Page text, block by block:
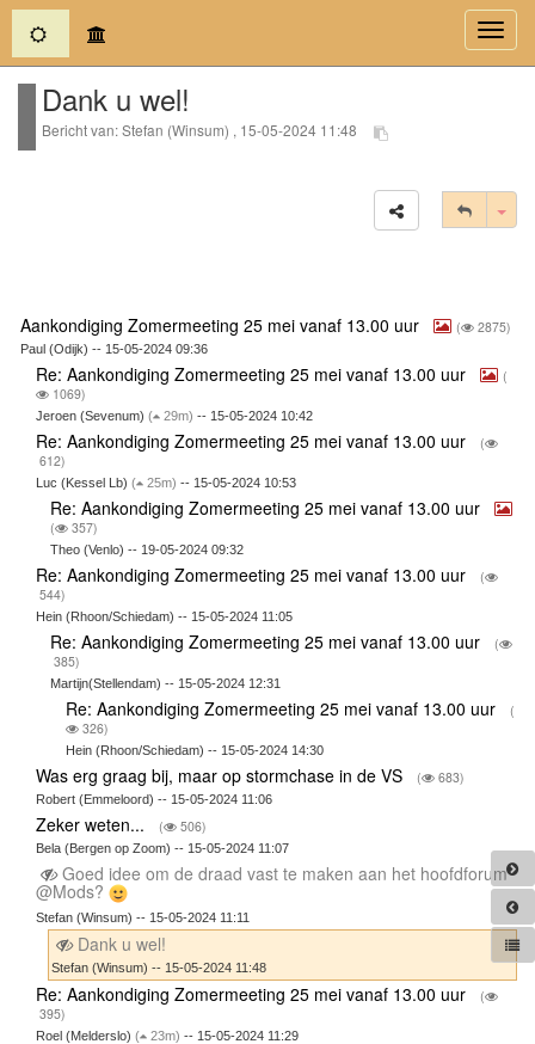
(current)
Dank u wel!
Bericht van: Stefan (Winsum) , 15-05-2024 11:48
Aankondiging Zomermeeting 25 mei vanaf 13.00 uur ( 2875)
Paul (Odijk) -- 15-05-2024 09:36
Re: Aankondiging Zomermeeting 25 mei vanaf 13.00 uur
(
1069)
Jeroen (Sevenum) ( 29m) -- 15-05-2024 10:42
Re: Aankondiging Zomermeeting 25 mei vanaf 13.00 uur
(
612)
Luc (Kessel Lb) ( 25m) -- 15-05-2024 10:53
Re: Aankondiging Zomermeeting 25 mei vanaf 13.00 uur
( 357)
Theo (Venlo) -- 19-05-2024 09:32
Re: Aankondiging Zomermeeting 25 mei vanaf 13.00 uur
(
544)
Hein (Rhoon/Schiedam) -- 15-05-2024 11:05
Re: Aankondiging Zomermeeting 25 mei vanaf 13.00 uur
(
385)
Martijn(Stellendam) -- 15-05-2024 12:31
Re: Aankondiging Zomermeeting 25 mei vanaf 13.00 uur
(
326)
Hein (Rhoon/Schiedam) -- 15-05-2024 14:30
Was erg graag bij, maar op stormchase in de VS ( 683)
Robert (Emmeloord) -- 15-05-2024 11:06
Zeker weten... ( 506)
Bela (Bergen op Zoom) -- 15-05-2024 11:07
Goed idee om de draad vast te maken aan het hoofdforum
@Mods?
Stefan (Winsum) -- 15-05-2024 11:11
Dank u wel!
Stefan (Winsum) -- 15-05-2024 11:48
Re: Aankondiging Zomermeeting 25 mei vanaf 13.00 uur
(
395)
Roel (Melderslo) ( 23m) -- 15-05-2024 11:29